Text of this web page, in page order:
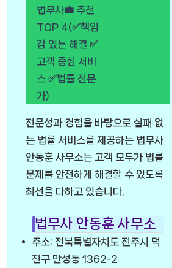
법무사💼 추천
TOP 4(✅책임
감 있는 해결 ✅
고객 중심 서비
스 ✅법률 전문
가)
전문성과 경험을 바탕으로 실패 없
는 법률 서비스를 제공하는 법무사
안동훈 사무소는 고객 모두가 법률
문제를 안전하게 해결할 수 있도록
최선을 다하고 있습니다.
법무사 안동훈 사무소
주소: 전북특별자치도 전주시 덕
진구 만성동 1362-2